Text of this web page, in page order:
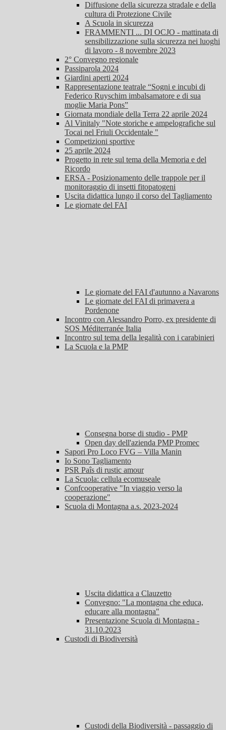
Diffusione della sicurezza stradale e della
cultura di Protezione Civile
A Scuola in sicurezza
FRAMMENTI ... DI OCJO - mattinata di
sensibilizzazione sulla sicurezza nei luoghi
di lavoro - 8 novembre 2023
2° Convegno regionale
Passiparola 2024
Giardini aperti 2024
Rappresentazione teatrale “Sogni e incubi di
Federico Ruyschim imbalsamatore e di sua
moglie Maria Pons”
Giornata mondiale della Terra 22 aprile 2024
Al Vinitaly "Note storiche e ampelografiche sul
Tocai nel Friuli Occidentale "
Competizioni sportive
25 aprile 2024
Progetto in rete sul tema della Memoria e del
Ricordo
ERSA - Posizionamento delle trappole per il
monitoraggio di insetti fitopatogeni
Uscita didattica lungo il corso del Tagliamento
Le giornate del FAI
Le giornate del FAI d'autunno a Navarons
Le giornate del FAI di primavera a
Pordenone
Incontro con Alessandro Porro, ex presidente di
SOS Méditerranée Italia
Incontro sul tema della legalità con i carabinieri
La Scuola e la PMP
Consegna borse di studio - PMP
Open day dell'azienda PMP Promec
Sapori Pro Loco FVG – Villa Manin
Io Sono Tagliamento
PSR Paîs di rustic amour
La Scuola: cellula ecomuseale
Confcooperative "In viaggio verso la
cooperazione"
Scuola di Montagna a.s. 2023-2024
Uscita didattica a Clauzetto
Convegno: "La montagna che educa,
educare alla montagna"
Presentazione Scuola di Montagna -
31.10.2023
Custodi di Biodiversità
Custodi della Biodiversità - passaggio di